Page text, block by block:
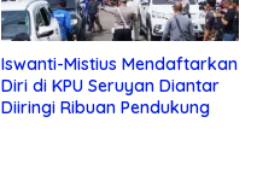
Iswanti-Mistius Mendaftarkan
Diri di KPU Seruyan Diantar
Diiringi Ribuan Pendukung